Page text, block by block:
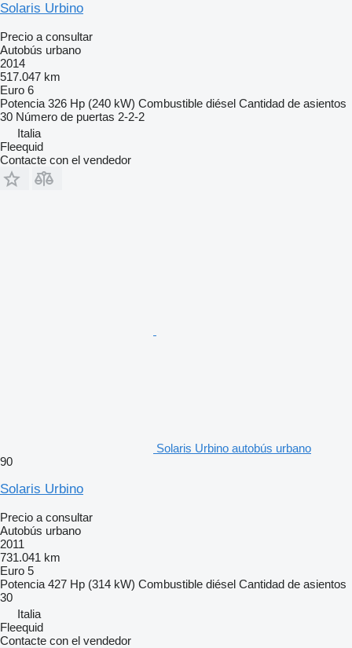
Solaris Urbino
Precio a consultar
Autobús urbano
2014
517.047 km
Euro 6
Potencia 326 Hp (240 kW) Combustible diésel Cantidad de asientos
30 Número de puertas 2-2-2
Italia
Fleequid
Contacte con el vendedor
Solaris Urbino autobús urbano
90
Solaris Urbino
Precio a consultar
Autobús urbano
2011
731.041 km
Euro 5
Potencia 427 Hp (314 kW) Combustible diésel Cantidad de asientos
30
Italia
Fleequid
Contacte con el vendedor